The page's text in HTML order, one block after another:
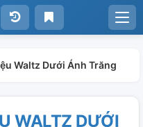
Waltz Dưới Ánh Trăng
WALTZ DƯỚI